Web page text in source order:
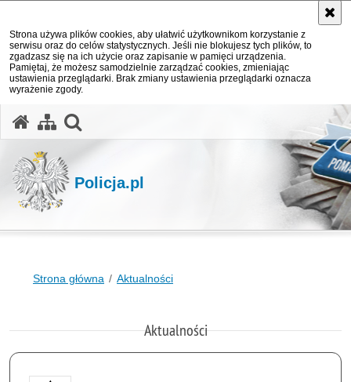
Strona używa plików cookies, aby ułatwić użytkownikom korzystanie z
serwisu oraz do celów statystycznych. Jeśli nie blokujesz tych plików, to
zgadzasz się na ich użycie oraz zapisanie w pamięci urządzenia.
Pamiętaj, że możesz samodzielnie zarządzać cookies, zmieniając
ustawienia przeglądarki. Brak zmiany ustawienia przeglądarki oznacza
wyrażenie zgody.
Policja.pl
Strona główna Aktualności
Aktualności